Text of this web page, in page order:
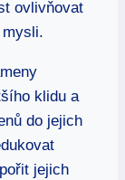
ovlivňovat
klidu a
do jejich
jejich